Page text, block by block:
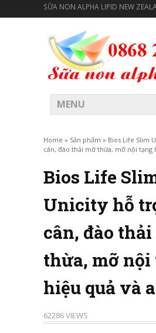
SỮA NON ALPHA LIPID NEW
MENU
Home » Sản phẩm » Bios Life Slim
cân, đào thải mỡ thừa, mỡ nội tạng
Bios Life
Unicity hỗ
cân, đào
thừa, mỡ nội
hiệu quả và
62286 VIEWS